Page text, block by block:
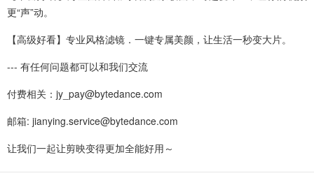
更“声”动。
【高级好看】专业风格滤镜．一键专属美颜，让生活一秒变大片。
--- 有任何问题都可以和我们交流
付费相关：jy_pay@bytedance.com
邮箱: jianying.service@bytedance.com
让我们一起让剪映变得更加全能好用～